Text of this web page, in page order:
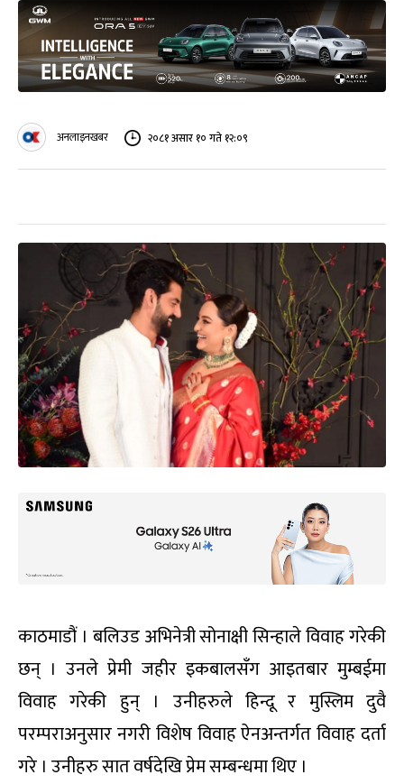
अनलाइनखबर २०८१ असार १० गते १२:०९
काठमाडौं । बलिउड अभिनेत्री सोनाक्षी सिन्हाले विवाह गरेकी
छन् । उनले प्रेमी जहीर इकबालसँग आइतबार मुम्बईमा
विवाह गरेकी हुन् । उनीहरुले हिन्दू र मुस्लिम दुवै
परम्पराअनुसार नगरी विशेष विवाह ऐनअन्तर्गत विवाह दर्ता
गरे । उनीहरु सात वर्षदेखि प्रेम सम्बन्धमा थिए ।